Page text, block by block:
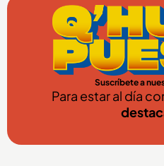
Suscríbete a
Para estar al día